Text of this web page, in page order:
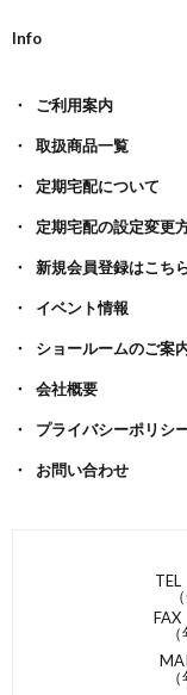
Info
ご利用案内
取扱商品一覧
定期宅配について
定期宅配の設定変更
新規会員登録はこち
イベント情報
ショールームのご案
会社概要
プライバシーポリシ
お問い合わせ
TEL
FAX